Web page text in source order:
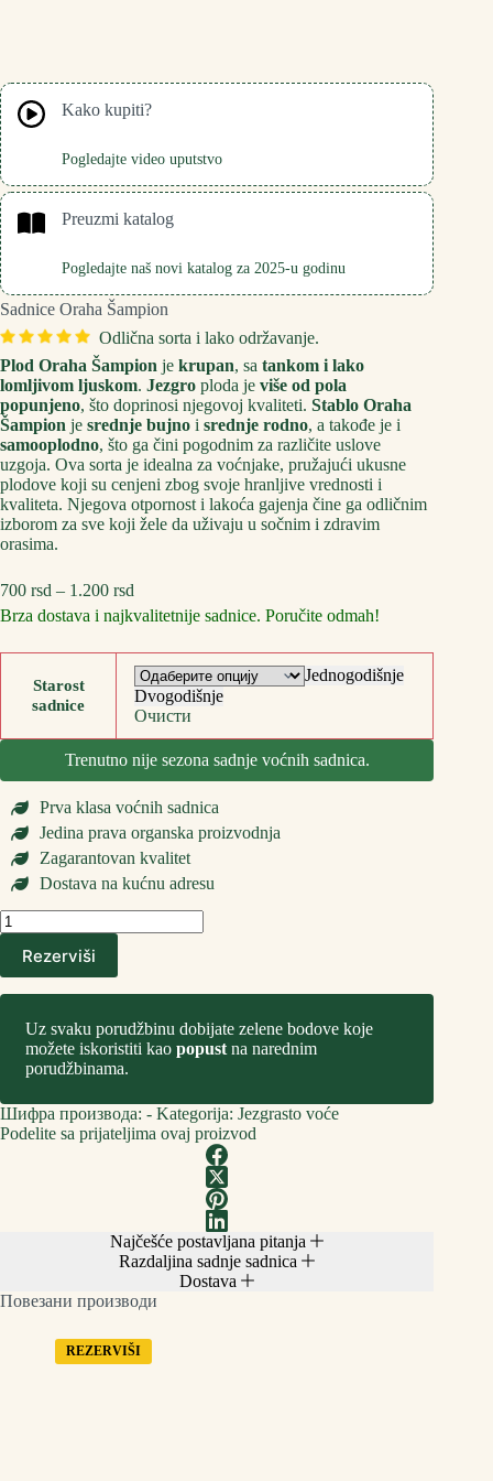
Kako kupiti?
Pogledajte video uputstvo
Preuzmi katalog
Pogledajte naš novi katalog za 2025-u godinu
Sadnice Oraha Šampion
Odlična sorta i lako održavanje.
Plod Oraha Šampion je krupan, sa tankom i lako
lomljivom ljuskom. Jezgro ploda je više od pola
popunjeno, što doprinosi njegovoj kvaliteti. Stablo Oraha
Šampion je srednje bujno i srednje rodno, a takođe je i
samooplodno, što ga čini pogodnim za različite uslove
uzgoja. Ova sorta je idealna za voćnjake, pružajući ukusne
plodove koji su cenjeni zbog svoje hranljive vrednosti i
kvaliteta. Njegova otpornost i lakoća gajenja čine ga odličnim
izborom za sve koji žele da uživaju u sočnim i zdravim
orasima.
700 rsd – 1.200 rsd
цена:
700 rsd
до
1.200 rsd
Brza dostava i najkvalitetnije sadnice. Poručite odmah!
Starost
sadnice
Jednogodišnje
Dvogodišnje
Очисти
Trenutno nije sezona sadnje voćnih sadnica.
Prva klasa voćnih sadnica
Jedina prava organska proizvodnja
Zagarantovan kvalitet
Dostava na kućnu adresu
Sadnice
Oraha
Šampion
количина
Rezerviši
Uz svaku porudžbinu dobijate zelene bodove koje
možete iskoristiti kao popust na narednim
porudžbinama.
Шифра производа: - Kategorija: Jezgrasto voće
Podelite sa prijateljima ovaj proizvod
Najčešće postavljana pitanja
Razdaljina sadnje sadnica
Dostava
Повезани производи
REZERVIŠI